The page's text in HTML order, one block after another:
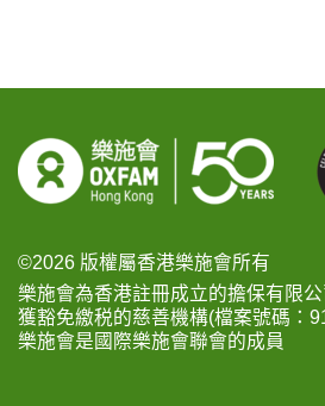
©2026 版權屬香港樂施會所有
樂施會為香港註冊成立的擔保有限
獲豁免繳税的慈善機構(檔案號碼：
樂施會是國際樂施會聯會的成員